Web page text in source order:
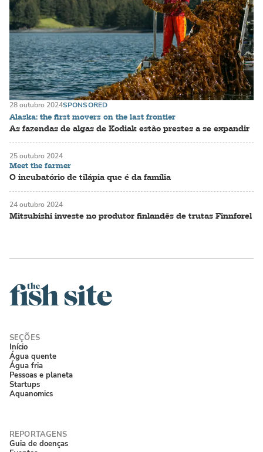
Alaska: the first movers on the last frontier
As fazendas de algas de Kodiak estão prestes a se expandir
28 outubro 2024SPONSORED
Meet the farmer
O incubatório de tilápia que é da família
25 outubro 2024
Mitsubishi investe no produtor finlandês de trutas Finnforel
24 outubro 2024
Início
Água quente
Água fria
Pessoas e planeta
Startups
Aquanomics
Guia de doenças